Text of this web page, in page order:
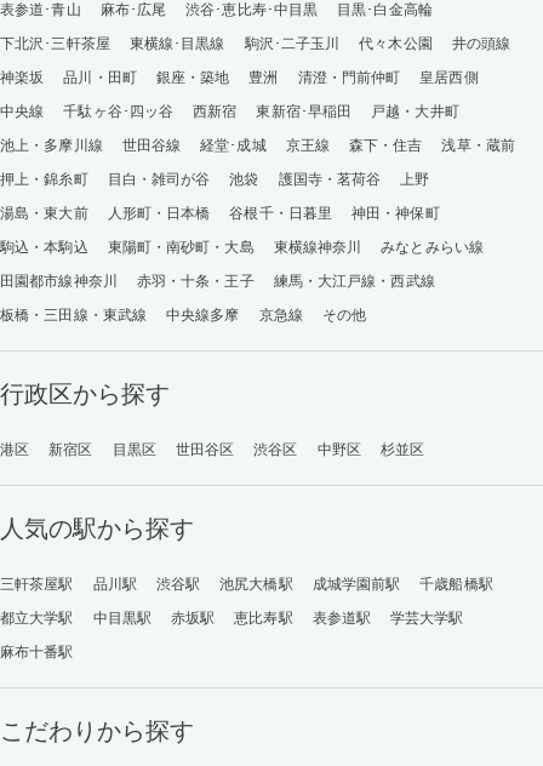
表参道･青山 麻布･広尾 渋谷･恵比寿･中目黒
目黒･白金高輪
下北沢･三軒茶屋
東横線･目黒線 駒沢･二子玉川 代々木公園
井の頭線
神楽坂
品川・田町 銀座・築地 豊洲 清澄・門前仲町
皇居西側
中央線
千駄ヶ谷･四ッ谷 西新宿 東新宿･早稲田
戸越・大井町
池上・多摩川線
世田谷線 経堂･成城 京王線 森下・住吉
浅草・蔵前
押上・錦糸町
目白・雑司が谷 池袋 護国寺・茗荷谷
上野
湯島・東大前
人形町・日本橋 谷根千・日暮里
神田・神保町
駒込・本駒込
東陽町・南砂町・大島 東横線神奈川
みなとみらい線
田園都市線神奈川
赤羽・十条・王子
練馬・大江戸線・西武線
板橋・三田線・東武線
中央線多摩 京急線 その他
行政区から探す
港区 新宿区 目黒区 世田谷区 渋谷区 中野区 杉並区
人気の駅から探す
三軒茶屋駅 品川駅 渋谷駅 池尻大橋駅 成城学園前駅
千歳船橋駅
都立大学駅
中目黒駅 赤坂駅 恵比寿駅 表参道駅
学芸大学駅
麻布十番駅
こだわりから探す